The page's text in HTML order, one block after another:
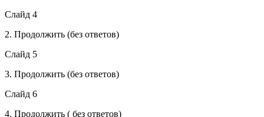
Слайд 4
2. Продолжить (без ответов)
Слайд 5
3. Продолжить (без ответов)
Слайд 6
4. Продолжить ( без ответов)